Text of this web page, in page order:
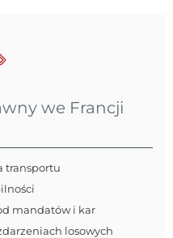
we Francji
transportu
mandatów i kar
losowych